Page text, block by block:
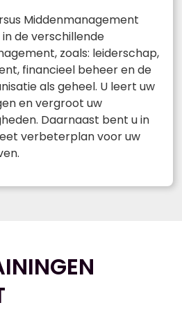
Middenmanagement
de verschillende
zoals: leiderschap,
financieel beheer en de
als geheel. U leert uw
en vergroot uw
Daarnaast bent u in
verbeterplan voor uw